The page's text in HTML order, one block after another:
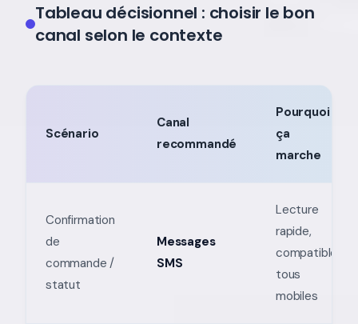
Tableau décisionnel : choisir le bon
canal selon le contexte
Scénario
Canal
recommandé
Pourquoi
ça
marche
Confirmation
de
commande /
statut
Messages
SMS
Lecture
rapide,
compatible
tous
mobiles